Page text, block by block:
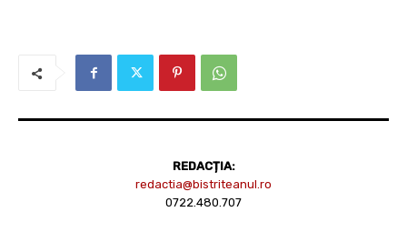
REDACȚIA:
redactia@bistriteanul.ro
0722.480.707